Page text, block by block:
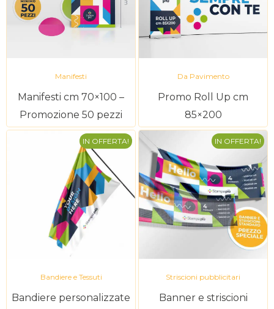
Manifesti
Manifesti cm 70×100 –
Promozione 50 pezzi
Da Pavimento
Promo Roll Up cm
85×200
IN OFFERTA!
Bandiere e Tessuti
Bandiere personalizzate
IN OFFERTA!
Striscioni pubblicitari
Banner e striscioni